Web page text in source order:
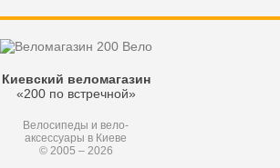
Киевский веломагазин
«200 по встречной»
Велосипеды и вело-
аксессуары в Киеве
© 2005 – 2026